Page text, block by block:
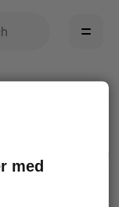
det.
försök igen
med